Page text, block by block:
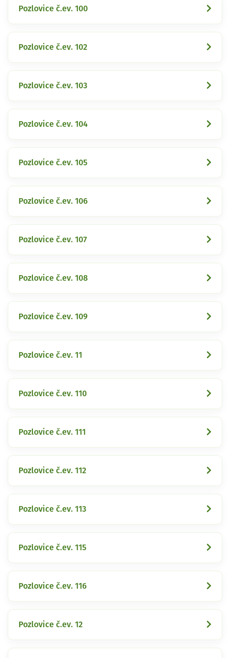
Pozlovice č.ev. 100
Pozlovice č.ev. 102
Pozlovice č.ev. 103
Pozlovice č.ev. 104
Pozlovice č.ev. 105
Pozlovice č.ev. 106
Pozlovice č.ev. 107
Pozlovice č.ev. 108
Pozlovice č.ev. 109
Pozlovice č.ev. 11
Pozlovice č.ev. 110
Pozlovice č.ev. 111
Pozlovice č.ev. 112
Pozlovice č.ev. 113
Pozlovice č.ev. 115
Pozlovice č.ev. 116
Pozlovice č.ev. 12